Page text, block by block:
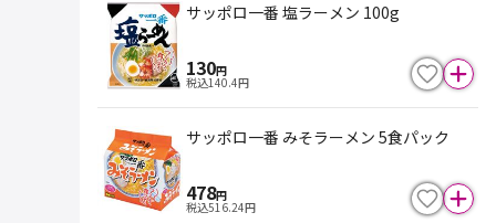
サッポロ一番 塩ラーメン 100g
130円
税込140.4円
サッポロ一番 みそラーメン 5食パック
478円
税込516.24円